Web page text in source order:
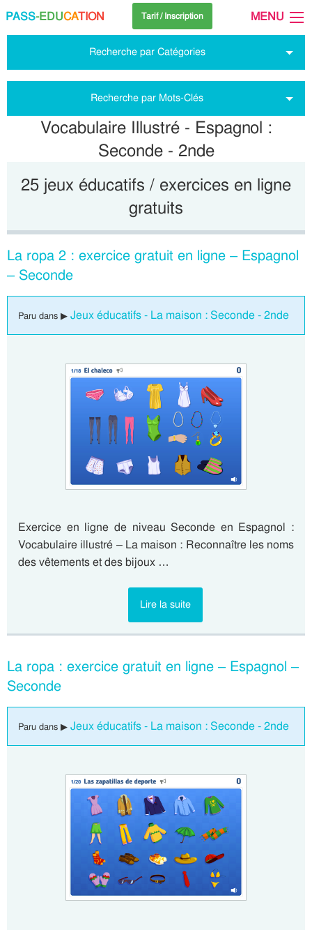
PASS-EDUCATION Tarif / Inscription MENU
Recherche par Catégories
Recherche par Mots-Clés
Vocabulaire Illustré - Espagnol :
Seconde - 2nde
25 jeux éducatifs / exercices en ligne
gratuits
La ropa 2 : exercice gratuit en ligne – Espagnol
– Seconde
Paru dans ▶ Jeux éducatifs - La maison : Seconde - 2nde
Exercice en ligne de niveau Seconde en Espagnol :
Vocabulaire illustré – La maison : Reconnaître les noms
des vêtements et des bijoux …
Lire la suite
La ropa : exercice gratuit en ligne – Espagnol –
Seconde
Paru dans ▶ Jeux éducatifs - La maison : Seconde - 2nde